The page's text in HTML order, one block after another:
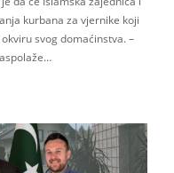
kurbana za vjernike koji
svog domaćinstva. –